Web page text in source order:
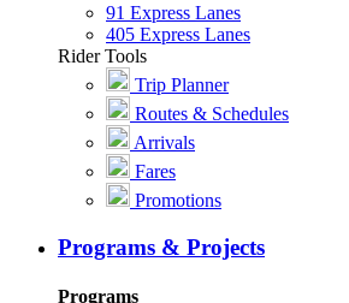
91 Express Lanes
405 Express Lanes
Rider Tools
Trip Planner
Routes & Schedules
Arrivals
Fares
Promotions
Programs & Projects
Programs